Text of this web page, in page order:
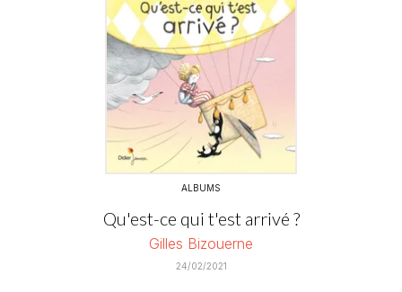
ALBUMS
Qu'est-ce qui t'est arrivé ?
Gilles Bizouerne
24/02/2021